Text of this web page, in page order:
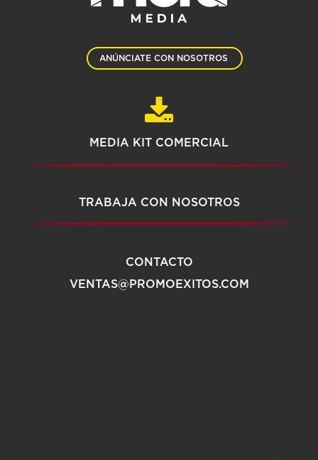
ANÚNCIATE CON NOSOTROS
MEDIA KIT COMERCIAL
TRABAJA CON NOSOTROS
CONTACTO
VENTAS@PROMOEXITOS.COM